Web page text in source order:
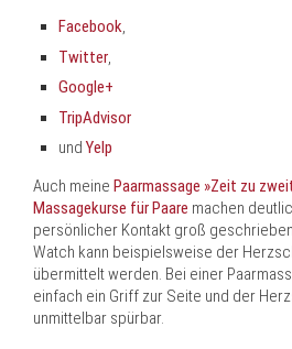
Facebook,
Twitter,
Google+
TripAdvisor
und Yelp
Auch meine Paarmassage »Zeit zu
Massagekurse für Paare machen
persönlicher Kontakt groß
Watch kann beispielsweise der
übermittelt werden. Bei einer
einfach ein Griff zur Seite und der
unmittelbar spürbar.